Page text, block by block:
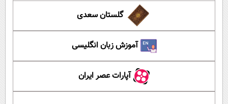
گلستان سعدی
آموزش زبان انگلیسی
آپارات عصر ایران